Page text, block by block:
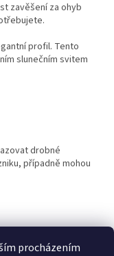
procházením
zavěšení za ohyb
profil. Tento
slunečním svitem
drobné
případně mohou